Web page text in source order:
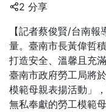
2 分享
【記者蔡俊賢/台南
量。臺南市長黃偉哲
打造安全、溫馨且充
臺南市政府勞工局將
模範母親表揚活動」
無私奉獻的勞工模範